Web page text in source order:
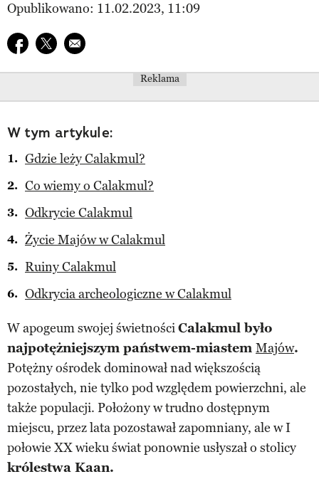
Opublikowano: 11.02.2023, 11:09
Udostępnij na facebook
Udostępnij na twitter
E-mail do przyjaciela
Reklama
W tym artykule:
Gdzie leży Calakmul?
Co wiemy o Calakmul?
Odkrycie Calakmul
Życie Majów w Calakmul
Ruiny Calakmul
Odkrycia archeologiczne w Calakmul
W apogeum swojej świetnościCalakmul było
najpotężniejszym państwem-miastem Majów.
Potężny ośrodek dominował nad większością
pozostałych, nie tylko pod względem powierzchni, ale
także populacji. Położony w trudno dostępnym
miejscu, przez lata pozostawał zapomniany, ale w I
połowie XX wieku świat ponownie usłyszał o stolicy
królestwa Kaan.